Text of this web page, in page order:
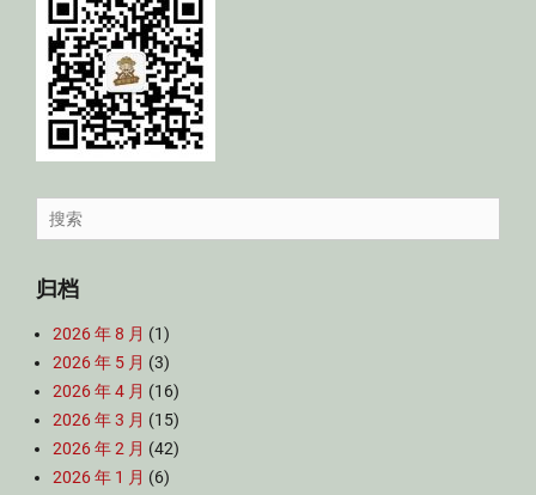
Search
for:
归档
2026 年 8 月 (1)
2026 年 5 月 (3)
2026 年 4 月 (16)
2026 年 3 月 (15)
2026 年 2 月 (42)
2026 年 1 月 (6)